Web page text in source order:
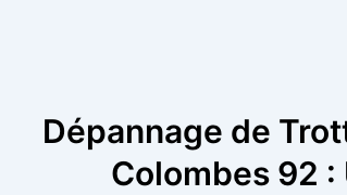
Dépannage de
Colombes 92